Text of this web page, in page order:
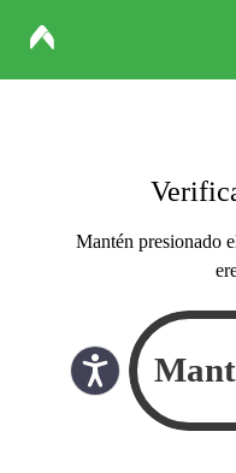
Mantén presionado